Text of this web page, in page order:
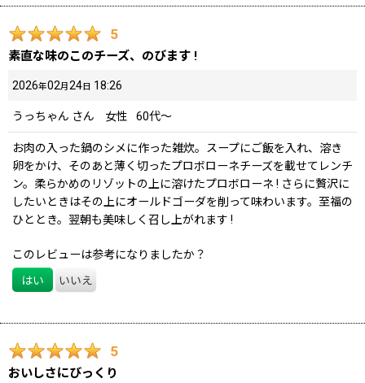
5
素直な味のこのチーズ、のびます !
2026年02月 24日 18:26
うっちゃん さん 女性 60代～
お肉の入った鍋のシメに作った雑炊。スープにご飯を入れ、溶き
卵をかけ、そのあと薄く切ったプロボローネチーズを載せてレンチ
ン。柔らかめのリゾットの上に溶けたプロボローネ ! さらに贅沢に
したいときはその上にオールドゴーダを削って味わいます。至福の
ひととき。翌朝も美味しく召し上がれます !
このレビューは参考になりましたか？
はい
いいえ
5
おいしさにびっくり